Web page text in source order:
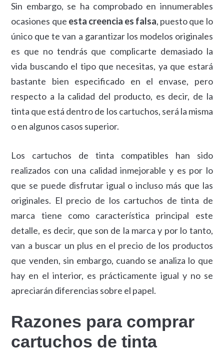
Sin embargo, se ha comprobado en innumerables
ocasiones que esta creencia es falsa, puesto que lo
único que te van a garantizar los modelos originales
es que no tendrás que complicarte demasiado la
vida buscando el tipo que necesitas, ya que estará
bastante bien especificado en el envase, pero
respecto a la calidad del producto, es decir, de la
tinta que está dentro de los cartuchos, será la misma
o en algunos casos superior.
Los cartuchos de tinta compatibles han sido
realizados con una calidad inmejorable y es por lo
que se puede disfrutar igual o incluso más que las
originales. El precio de los cartuchos de tinta de
marca tiene como característica principal este
detalle, es decir, que son de la marca y por lo tanto,
van a buscar un plus en el precio de los productos
que venden, sin embargo, cuando se analiza lo que
hay en el interior, es prácticamente igual y no se
apreciarán diferencias sobre el papel.
Razones para comprar
cartuchos de tinta